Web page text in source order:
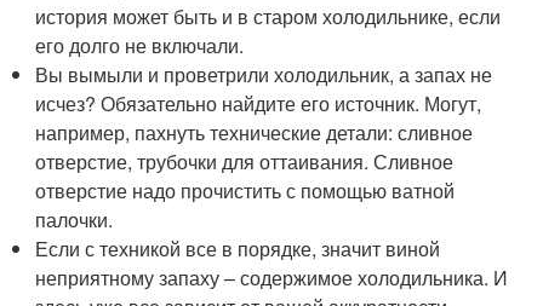
история может быть и в старом холодильнике, если
его долго не включали.
Вы вымыли и проветрили холодильник, а запах не
исчез? Обязательно найдите его источник. Могут,
например, пахнуть технические детали: сливное
отверстие, трубочки для оттаивания. Сливное
отверстие надо прочистить с помощью ватной
палочки.
Если с техникой все в порядке, значит виной
неприятному запаху – содержимое холодильника. И